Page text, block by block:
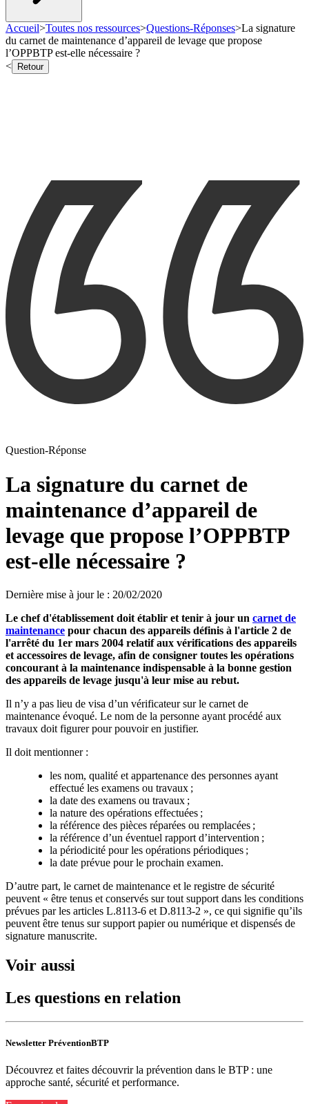
Accueil>Toutes nos ressources>Questions-Réponses>La signature
du carnet de maintenance d’appareil de levage que propose
l’OPPBTP est-elle nécessaire ?
<
Retour
Question-Réponse
La signature du carnet de
maintenance d’appareil de
levage que propose l’OPPBTP
est-elle nécessaire ?
Dernière mise à jour le : 20/02/2020
Le chef d'établissement doit établir et tenir à jour un carnet de
maintenance pour chacun des appareils définis à l'article 2 de
l'arrêté du 1er mars 2004 relatif aux vérifications des appareils
et accessoires de levage, afin de consigner toutes les opérations
concourant à la maintenance indispensable à la bonne gestion
des appareils de levage jusqu'à leur mise au rebut.
Il n’y a pas lieu de visa d’un vérificateur sur le carnet de
maintenance évoqué. Le nom de la personne ayant procédé aux
travaux doit figurer pour pouvoir en justifier.
Il doit mentionner :
les nom, qualité et appartenance des personnes ayant
effectué les examens ou travaux ;
la date des examens ou travaux ;
la nature des opérations effectuées ;
la référence des pièces réparées ou remplacées ;
la référence d’un éventuel rapport d’intervention ;
la périodicité pour les opérations périodiques ;
la date prévue pour le prochain examen.
D’autre part, le carnet de maintenance et le registre de sécurité
peuvent « être tenus et conservés sur tout support dans les conditions
prévues par les articles L.8113-6 et D.8113-2 », ce qui signifie qu’ils
peuvent être tenus sur support papier ou numérique et dispensés de
signature manuscrite.
Voir aussi
Les questions en relation
Newsletter PréventionBTP
Découvrez et faites découvrir la prévention dans le BTP : une
approche santé, sécurité et performance.